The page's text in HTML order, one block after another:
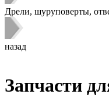
Дрели, шуруповерты,
назад
Запчасти